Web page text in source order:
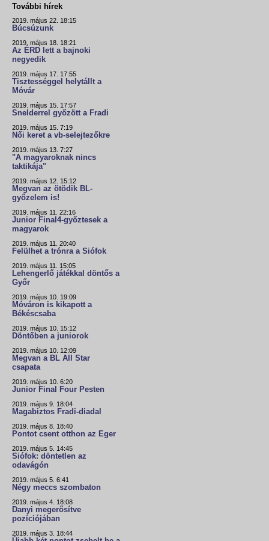
További hírek
2019. május 22. 18:15
Búcsúzunk
2019. május 18. 18:21
Az ÉRD lett a bajnoki
negyedik
2019. május 17. 17:55
Tisztességgel helytállt a
Móvár
2019. május 15. 17:57
Snelderrel győzött a Fradi
2019. május 15. 7:19
Női keret a vb-selejtezőkre
2019. május 13. 7:27
"A magyaroknak nincs
taktikája"
2019. május 12. 15:12
Megvan az ötödik BL-
győzelem is!
2019. május 11. 22:16
Junior Final4-győztesek a
magyarok
2019. május 11. 20:40
Felülhet a trónra a Siófok
2019. május 11. 15:05
Lehengerlő játékkal döntős a
Győr
2019. május 10. 19:09
Móváron is kikapott a
Békéscsaba
2019. május 10. 15:12
Döntőben a juniorok
2019. május 10. 12:09
Megvan a BL All Star
csapata
2019. május 10. 6:20
Junior Final Four Pesten
2019. május 9. 18:04
Magabiztos Fradi-diadal
2019. május 8. 18:40
Pontot csent otthon az Eger
2019. május 5. 14:45
Siófok: döntetlen az
odavágón
2019. május 5. 6:41
Négy meccs szombaton
2019. május 4. 18:08
Danyi megerősítve
pozíciójában
2019. május 3. 18:44